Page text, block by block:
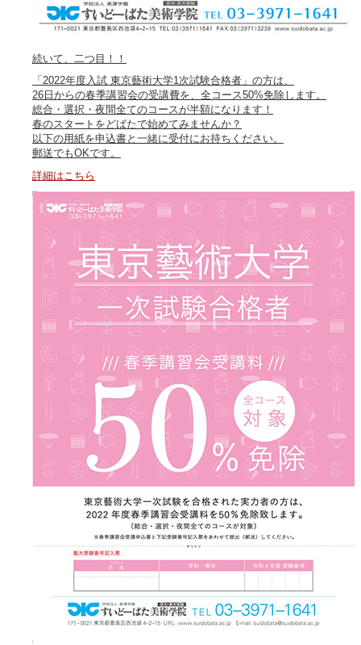
続いて、二つ目！！
「2022年度入試 東京藝術大学1次試験合格者」の方は、
26日からの春季講習会の受講費を、全コース50%免除します。
総合・選択・夜間全てのコースが半額になります！
春のスタートをどばたで始めてみませんか？
以下の用紙を申込書と一緒に受付にお持ちください。
郵送でもOKです。
詳細はこちら